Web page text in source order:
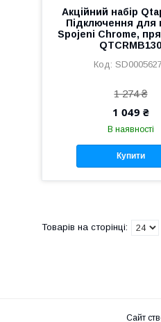
Акційний набір
Підключення для
Spojeni Chrome,
QTCRMB130
1 274 ₴
1 049 ₴
В наявності
Купити
Сайт